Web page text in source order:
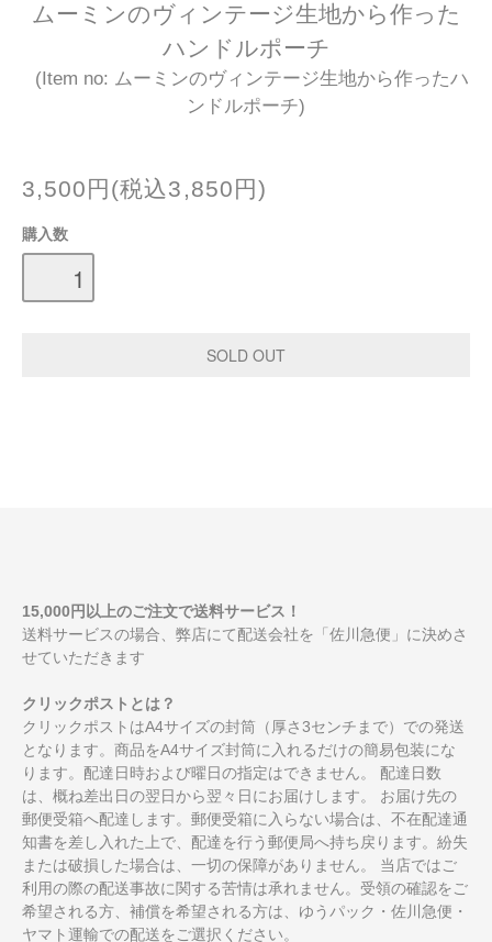
ムーミンのヴィンテージ生地から作った
ハンドルポーチ
(Item no: ムーミンのヴィンテージ生地から作ったハ
ンドルポーチ)
3,500円(税込3,850円)
購入数
15,000円以上のご注文で送料サービス！
送料サービスの場合、弊店にて配送会社を「佐川急便」に決めさ
せていただきます
クリックポストとは？
クリックポストはA4サイズの封筒（厚さ3センチまで）での発送
となります。商品をA4サイズ封筒に入れるだけの簡易包装にな
ります。配達日時および曜日の指定はできません。 配達日数
は、概ね差出日の翌日から翌々日にお届けします。 お届け先の
郵便受箱へ配達します。郵便受箱に入らない場合は、不在配達通
知書を差し入れた上で、配達を行う郵便局へ持ち戻ります。紛失
または破損した場合は、一切の保障がありません。 当店ではご
利用の際の配送事故に関する苦情は承れません。受領の確認をご
希望される方、補償を希望される方は、ゆうパック・佐川急便・
ヤマト運輸での配送をご選択ください。